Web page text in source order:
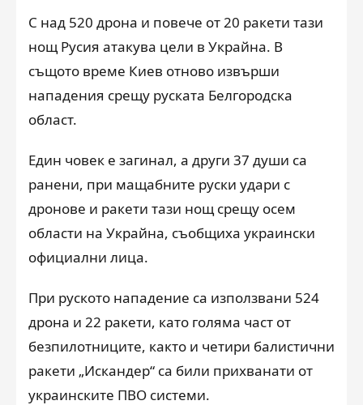
С над 520 дрона и повече от 20 ракети тази
нощ Русия атакува цели в Украйна. В
същото време Киев отново извърши
нападения срещу руската Белгородска
област.
Един човек е загинал, а други 37 души са
ранени, при мащабните руски удари с
дронове и ракети тази нощ срещу осем
области на Украйна, съобщиха украински
официални лица.
При руското нападение са използвани 524
дрона и 22 ракети, като голяма част от
безпилотниците, както и четири балистични
ракети „Искандер“ са били прихванати от
украинските ПВО системи.